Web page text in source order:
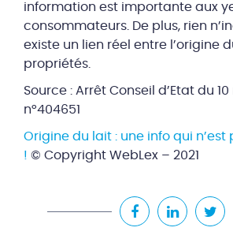
information est importante aux
consommateurs. De plus, rien
existe un lien réel entre l’origine
propriétés.
Source : Arrêt Conseil d’Etat du 10
n°404651
Origine du lait : une info qui
! © Copyright WebLex – 2021